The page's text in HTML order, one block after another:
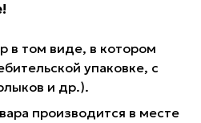
в том виде, в котором
упаковке, с
и др.).
производится в месте